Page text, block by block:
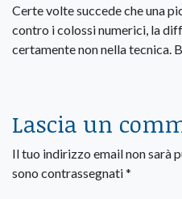
Certe volte succede che una
contro i colossi numerici, la
certamente non nella tecnica.
Lascia un
Il tuo indirizzo email non sarà
sono contrassegnati*